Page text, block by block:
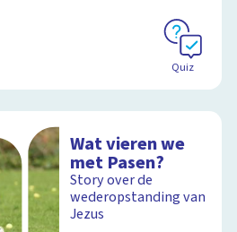
Quiz
Wat vieren we
met Pasen?
Story over de
wederopstanding van
Jezus